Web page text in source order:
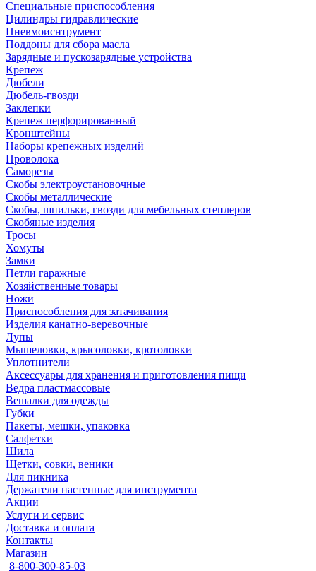
Специальные приспособления
Цилиндры гидравлические
Пневмоиснтрумент
Поддоны для сбора масла
Зарядные и пускозарядные устройства
Крепеж
Дюбели
Дюбель-гвозди
Заклепки
Крепеж перфорированный
Кронштейны
Наборы крепежных изделий
Проволока
Саморезы
Скобы электроустановочные
Скобы металлические
Скобы, шпильки, гвозди для мебельных степлеров
Скобяные изделия
Тросы
Хомуты
Замки
Петли гаражные
Хозяйственные товары
Ножи
Приспособления для затачивания
Изделия канатно-веревочные
Лупы
Мышеловки, крысоловки, кротоловки
Уплотнители
Аксессуары для хранения и приготовления пищи
Ведра пластмассовые
Вешалки для одежды
Губки
Пакеты, мешки, упаковка
Салфетки
Шила
Щетки, совки, веники
Для пикника
Держатели настенные для инструмента
Акции
Услуги и сервис
Доставка и оплата
Контакты
Магазин
8-800-300-85-03